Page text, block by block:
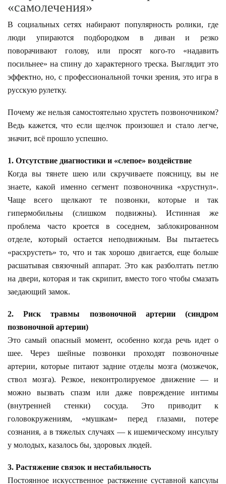
«самолечения»
В социальных сетях набирают популярность ролики, где
люди упираются подбородком в диван и резко
поворачивают голову, или просят кого-то «надавить
посильнее» на спину до характерного треска. Выглядит это
эффектно, но, с профессиональной точки зрения, это игра в
русскую рулетку.
Почему же нельзя самостоятельно хрустеть позвоночником?
Ведь кажется, что если щелчок произошел и стало легче,
значит, всё прошло успешно.
1. Отсутствие диагностики и «слепое» воздействие
Когда вы тянете шею или скручиваете поясницу, вы не
знаете, какой именно сегмент позвоночника «хрустнул».
Чаще всего щелкают те позвонки, которые и так
гипермобильны (слишком подвижны). Истинная же
проблема часто кроется в соседнем, заблокированном
отделе, который остается неподвижным. Вы пытаетесь
«расхрустеть» то, что и так хорошо двигается, еще больше
расшатывая связочный аппарат. Это как разболтать петлю
на двери, которая и так скрипит, вместо того чтобы смазать
заедающий замок.
2. Риск травмы позвоночной артерии (синдром
позвоночной артерии)
Это самый опасный момент, особенно когда речь идет о
шее. Через шейные позвонки проходят позвоночные
артерии, которые питают задние отделы мозга (мозжечок,
ствол мозга). Резкое, неконтролируемое движение — и
можно вызвать спазм или даже повреждение интимы
(внутренней стенки) сосуда. Это приводит к
головокружениям, «мушкам» перед глазами, потере
сознания, а в тяжелых случаях — к ишемическому инсульту
у молодых, казалось бы, здоровых людей.
3. Растяжение связок и нестабильность
Постоянное искусственное растяжение суставной капсулы